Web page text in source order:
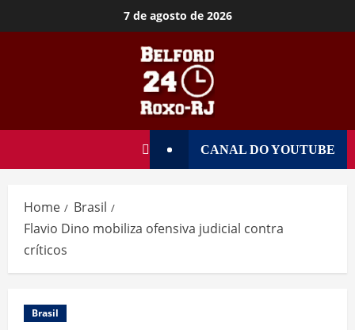
7 de agosto de 2026
CANAL DO YOUTUBE
Home
Brasil
Flavio Dino mobiliza ofensiva judicial contra
críticos
Brasil